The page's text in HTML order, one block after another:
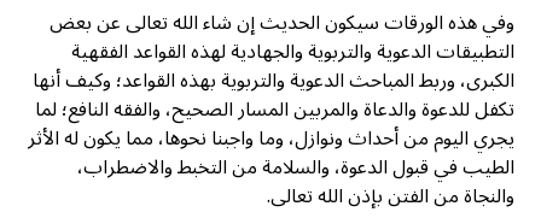
وفي هذه الورقات سيكون الحديث إن شاء الله تعالى عن بعض
التطبيقات الدعوية والتربوية والجهادية لهذه القواعد الفقهية
الكبرى، وربط المباحث الدعوية والتربوية بهذه القواعد؛ وكيف أنها
تكفل للدعوة والدعاة والمربين المسار الصحيح، والفقه النافع؛ لما
يجري اليوم من أحداث ونوازل، وما واجبنا نحوها، مما يكون له الأثر
الطيب في قبول الدعوة، والسلامة من التخبط والاضطراب،
والنجاة من الفتن بإذن الله تعالى.